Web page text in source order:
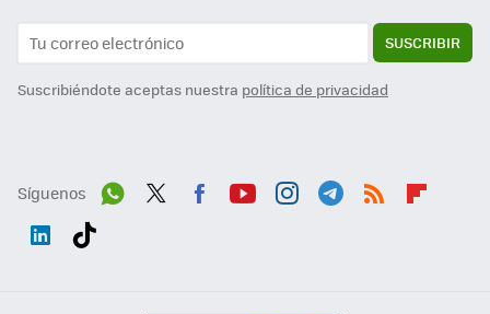
SUSCRIBIR
Suscribiéndote aceptas nuestra política de privacidad
Síguenos